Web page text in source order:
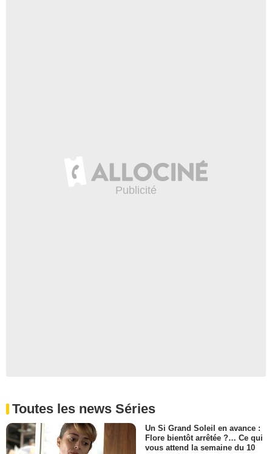
Toutes les news Séries
Un Si Grand Soleil en avance :
Flore bientôt arrêtée ?… Ce qui
vous attend la semaine du 10